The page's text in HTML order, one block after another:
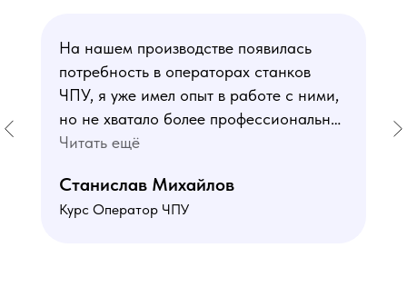
На нашем производстве появилась
потребность в операторах станков
ЧПУ, я уже имел опыт в работе с ними,
но не хватало более профессиональных
знаний. В курсе мне понравился блок
и программированию - это как раз то,
чего мне не хватало. Преподаватели
Читать ещё
Станислав Михайлов
Курс Оператор ЧПУ